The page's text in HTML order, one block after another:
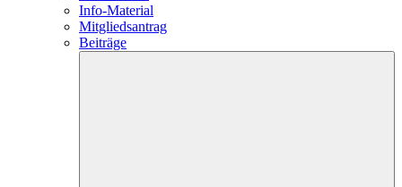
Info-Material
Mitgliedsantrag
Beiträge